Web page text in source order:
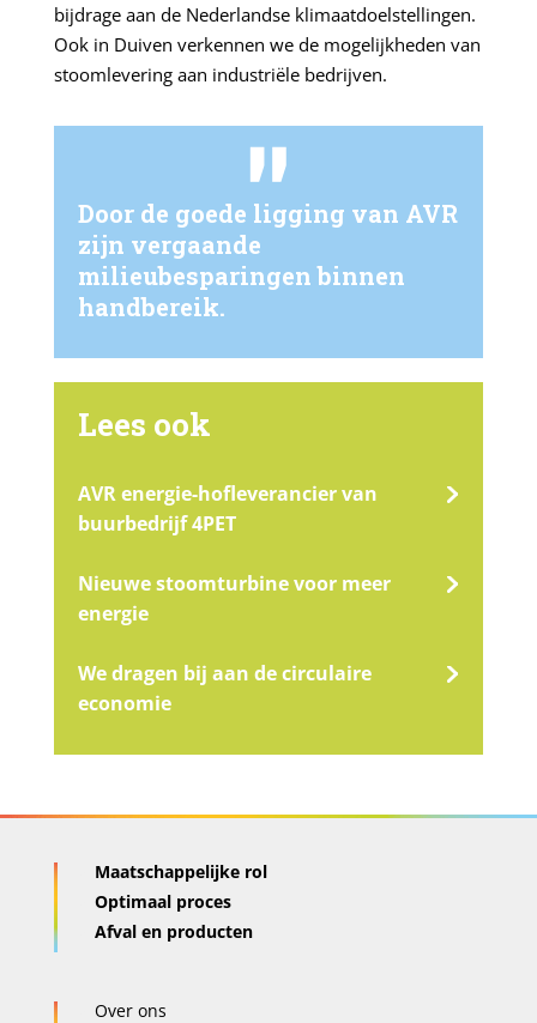
bijdrage aan de Nederlandse klimaatdoelstellingen.
Ook in Duiven verkennen we de mogelijkheden van
stoomlevering aan industriële bedrijven.
Door de goede ligging van AVR
zijn vergaande
milieubesparingen binnen
handbereik.
Lees ook
AVR energie-hofleverancier van
buurbedrijf 4PET
Nieuwe stoomturbine voor meer
energie
We dragen bij aan de circulaire
economie
Maatschappelijke rol
Optimaal proces
Afval en producten
Over ons